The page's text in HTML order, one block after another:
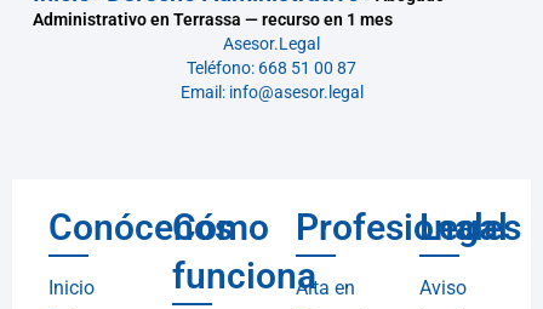
Administrativo en Terrassa — recurso en 1 mes
Asesor.Legal
Teléfono: 668 51 00 87
Email: info@asesor.legal
Conócenos
Inicio
Cómo
funciona
Profesionales
Alta en
Legal
Aviso